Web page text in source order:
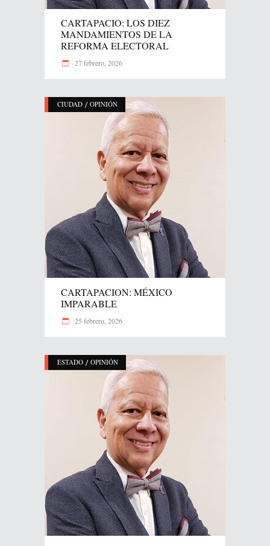
CARTAPACIO: LOS DIEZ
MANDAMIENTOS DE LA
REFORMA ELECTORAL
27 febrero, 2026
CIUDAD / OPINIÓN
CARTAPACION: MÉXICO
IMPARABLE
25 febrero, 2026
ESTADO / OPINIÓN